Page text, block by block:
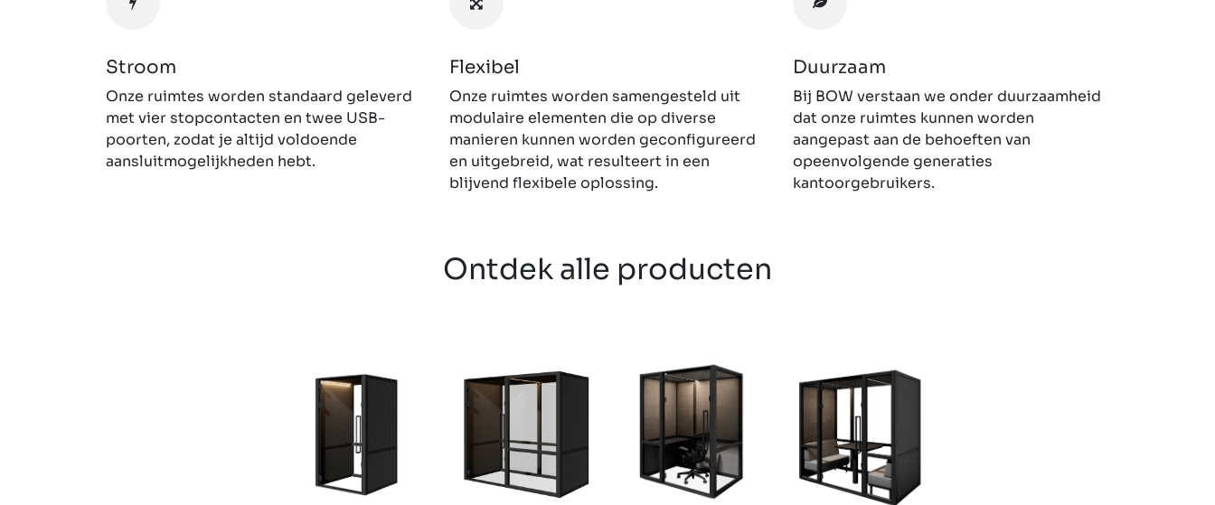
Stroom
Onze ruimtes worden standaard geleverd
met vier stopcontacten en twee USB-
poorten, zodat je altijd voldoende
aansluitmogelijkheden hebt.
Flexibel
Onze ruimtes worden samengesteld uit
modulaire elementen die op diverse
manieren kunnen worden geconfigureerd
en uitgebreid, wat resulteert in een
blijvend flexibele oplossing.
Duurzaam
Bij BOW verstaan we onder duurzaamheid
dat onze ruimtes kunnen worden
aangepast aan de behoeften van
opeenvolgende generaties
kantoorgebruikers.
Ontdek alle producten